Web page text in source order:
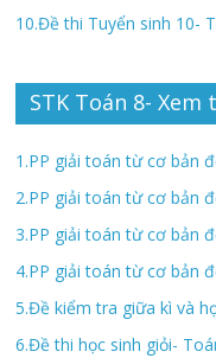
10.Đề thi Tuyển sinh 10-
STK Toán 8- Xem
1.PP giải toán từ cơ bản
2.PP giải toán từ cơ bản
3.PP giải toán từ cơ bản
4.PP giải toán từ cơ bản
5.Đề kiểm tra giữa kì và
6.Đề thi học sinh giỏi-